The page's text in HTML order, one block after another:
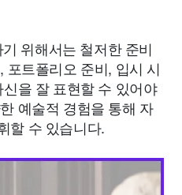
위해서는 철저한 준비
포트폴리오 준비, 입시 시
을 잘 표현할 수 있어야
예술적 경험을 통해 자
할 수 있습니다.